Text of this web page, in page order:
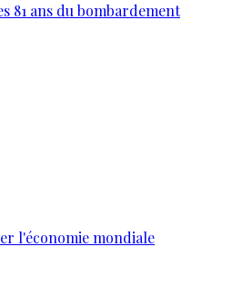
81 ans du bombardement
l'économie mondiale